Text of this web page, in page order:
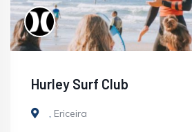
Hurley Surf Club
Ericeira